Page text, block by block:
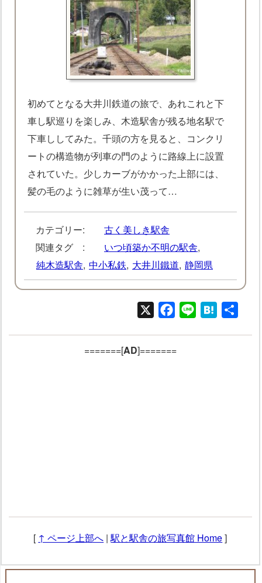
初めてとなる大井川鉄道の旅で、あれこれと下
車し駅巡りを楽しみ、木造駅舎が残る地名駅で
下車ししてみた。千頭の方を見ると、コンクリ
ートの構造物が列車の門のように路線上に設置
されていた。少しカーブがかかった上部には、
髪の毛のように雑草が生い茂って…
カテゴリー:
古く美しき駅舎
関連タグ :
いつ頃築か不明の駅舎,
純木造駅舎, 中小私鉄, 大井川鐵道, 静岡県
Facebook
Line Hatena
=======[AD]=======
[ ↑ ページ上部へ |駅と駅舎の旅写真館 Home]